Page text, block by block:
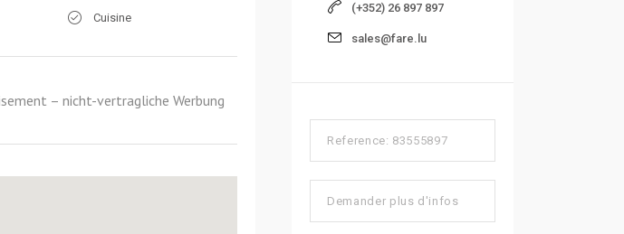
Cuisine
– nicht-vertragliche Werbung
(+352) 26 897 897
sales@fare.lu